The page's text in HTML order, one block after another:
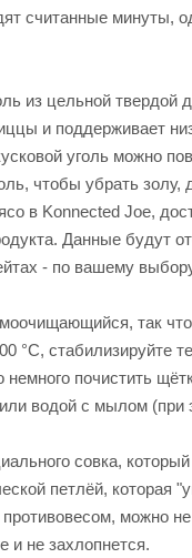
считанные минуты,
из цельной
и поддерживает
уголь можно
чтобы убрать золу,
в Konnected Joe,
Данные будут
- по вашему
так
°С, стабилизируйте
почистить
водой с мылом
совка,
петлёй, которая
можно не
и не захлопнется.